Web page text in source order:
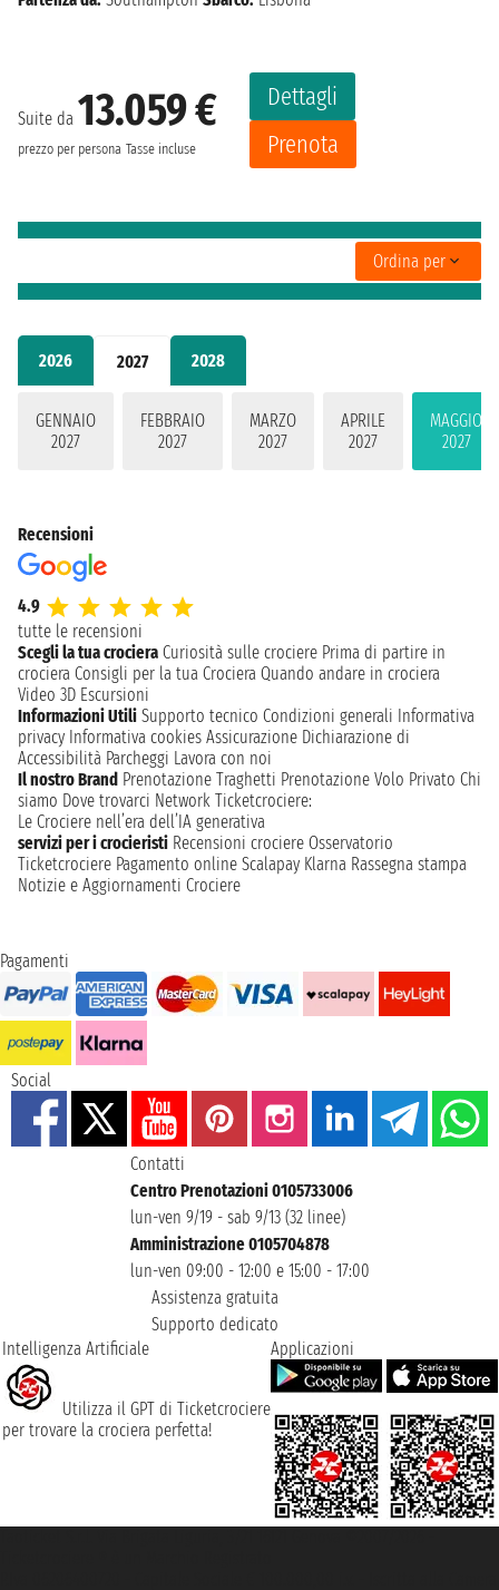
2026 2027 2028
GENNAIO
2027
FEBBRAIO
2027
MARZO
2027
APRILE
2027
MAGGIO
2027
Suite da 13.059 €
prezzo per persona Tasse incluse
Dettagli
Prenota
Ordina per
Recensioni
4.9
tutte le recensioni
Scegli la tua crociera Curiosità sulle crociere Prima di partire in
crociera Consigli per la tua Crociera Quando andare in crociera
Video 3D Escursioni
Informazioni Utili Supporto tecnico Condizioni generali Informativa
privacy Informativa cookies Assicurazione Dichiarazione di
Accessibilità Parcheggi Lavora con noi
Il nostro Brand Prenotazione Traghetti Prenotazione Volo Privato Chi
siamo Dove trovarci Network Ticketcrociere:
Le Crociere nell’era dell’IA generativa
servizi per i crocieristi Recensioni crociere Osservatorio
Ticketcrociere Pagamento online Scalapay Klarna Rassegna stampa
Notizie e Aggiornamenti Crociere
Pagamenti
Social
Contatti
Centro Prenotazioni 0105733006
lun-ven 9/19 - sab 9/13 (32 linee)
Amministrazione 0105704878
lun-ven 09:00 - 12:00 e 15:00 - 17:00
Assistenza gratuita
Supporto dedicato
Intelligenza Artificiale
Utilizza il GPT di Ticketcrociere
per trovare la crociera perfetta!
Applicazioni